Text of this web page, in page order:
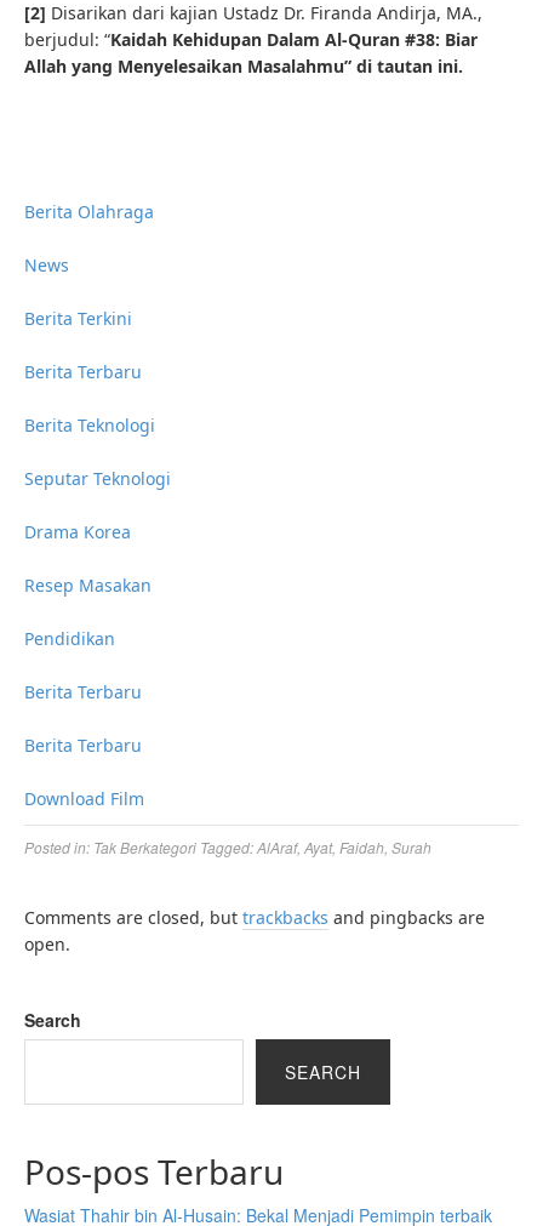
[2] Disarikan dari kajian Ustadz Dr. Firanda Andirja, MA.,
berjudul: “Kaidah Kehidupan Dalam Al-Quran #38: Biar
Allah yang Menyelesaikan Masalahmu” di tautan ini.
Berita Olahraga
News
Berita Terkini
Berita Terbaru
Berita Teknologi
Seputar Teknologi
Drama Korea
Resep Masakan
Pendidikan
Berita Terbaru
Berita Terbaru
Download Film
Posted in: Tak Berkategori Tagged:AlAraf, Ayat, Faidah Surah
Comments are closed, but trackbacks and pingbacks are
open.
Search
SEARCH
Pos-pos Terbaru
Wasiat Thahir bin Al-Husain: Bekal Menjadi Pemimpin terbaik